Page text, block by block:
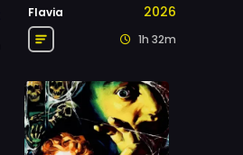
Flavia 2026
1h 32m